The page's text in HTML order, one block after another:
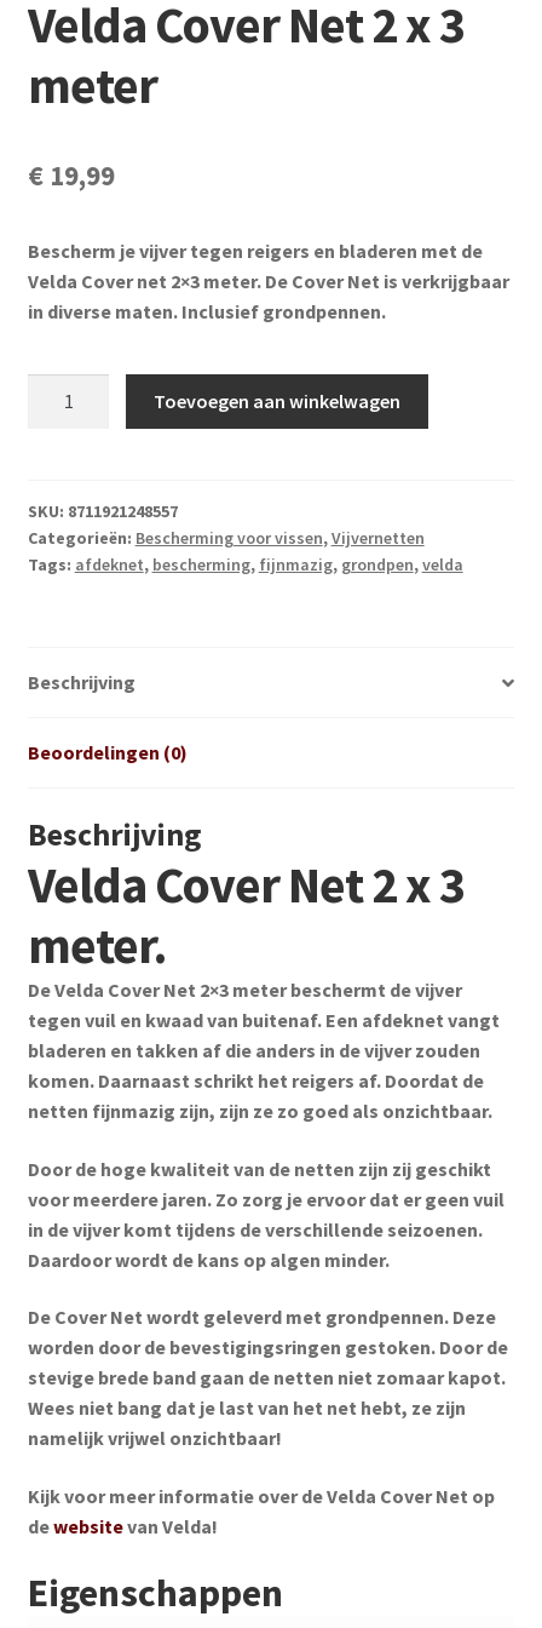
Velda Cover Net 2 x 3
meter
€19,99
Bescherm je vijver tegen reigers en bladeren met de
Velda Cover net 2×3 meter. De Cover Net is verkrijgbaar
in diverse maten. Inclusief grondpennen.
x
3
meter
Toevoegen aan winkelwagen
SKU: 8711921248557
Categorieën: Bescherming voor vissen,Vijvernetten
Tags: afdeknet, bescherming, fijnmazig, grondpen,velda
Beschrijving
Beoordelingen (0)
Beschrijving
Velda Cover Net 2 x 3
meter.
De Velda Cover Net 2×3 meter beschermt de vijver
tegen vuil en kwaad van buitenaf. Een afdeknet vangt
bladeren en takken af die anders in de vijver zouden
komen. Daarnaast schrikt het reigers af. Doordat de
netten fijnmazig zijn, zijn ze zo goed als onzichtbaar.
Door de hoge kwaliteit van de netten zijn zij geschikt
voor meerdere jaren. Zo zorg je ervoor dat er geen vuil
in de vijver komt tijdens de verschillende seizoenen.
Daardoor wordt de kans op algen minder.
De Cover Net wordt geleverd met grondpennen. Deze
worden door de bevestigingsringen gestoken. Door de
stevige brede band gaan de netten niet zomaar kapot.
Wees niet bang dat je last van het net hebt, ze zijn
namelijk vrijwel onzichtbaar!
Kijk voor meer informatie over de Velda Cover Net op
dewebsitevan Velda!
Eigenschappen